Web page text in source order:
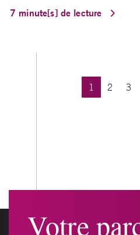
7 minute[s] de lecture
Posts navigation
1 2 3
Votre